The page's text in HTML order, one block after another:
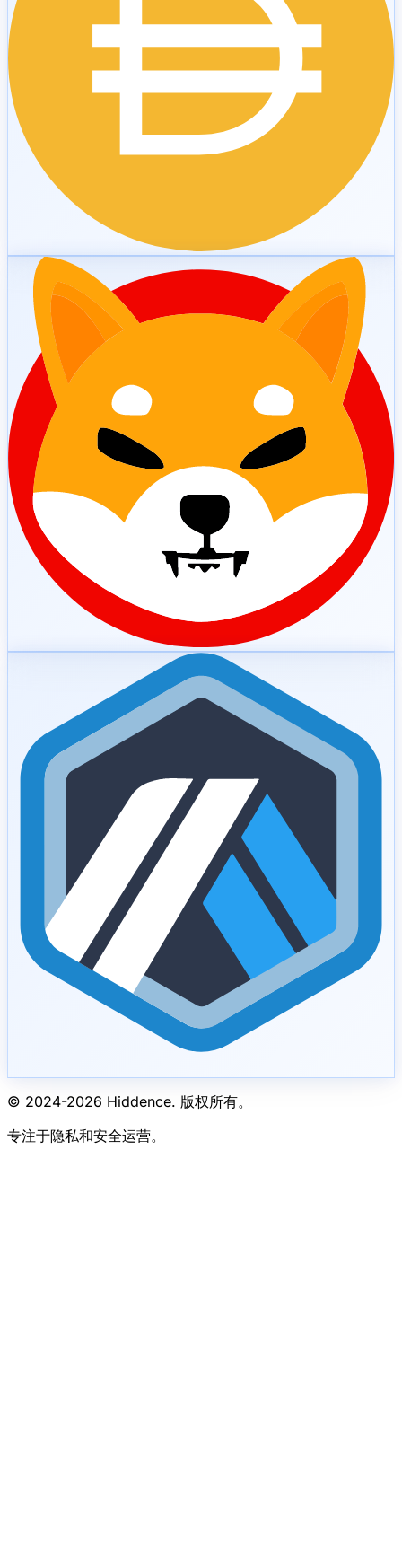
© 2024-2026 Hiddence. 版权所有。
专注于隐私和安全运营。